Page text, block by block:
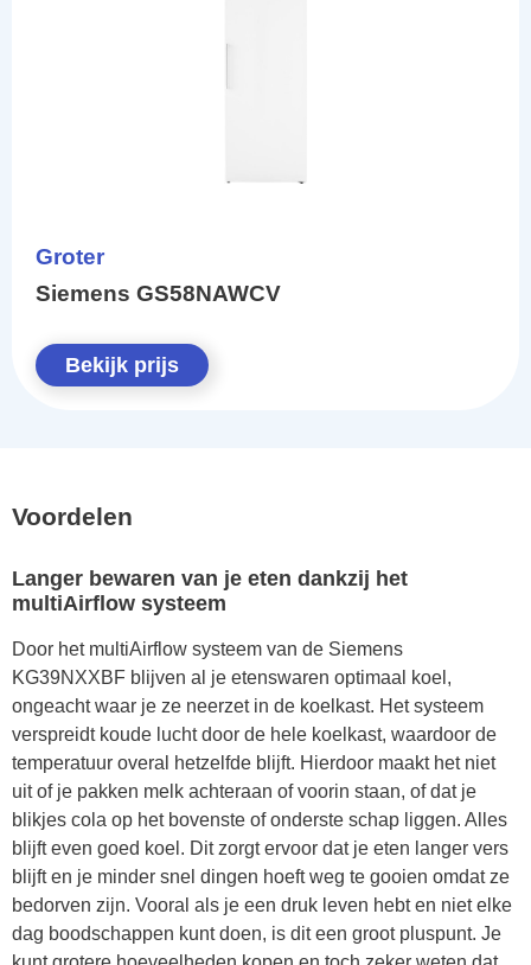
Groter
Siemens GS58NAWCV
Bekijk prijs
Voordelen
Langer bewaren van je eten dankzij het
multiAirflow systeem
Door het multiAirflow systeem van de Siemens
KG39NXXBF blijven al je etenswaren optimaal koel,
ongeacht waar je ze neerzet in de koelkast. Het systeem
verspreidt koude lucht door de hele koelkast, waardoor de
temperatuur overal hetzelfde blijft. Hierdoor maakt het niet
uit of je pakken melk achteraan of voorin staan, of dat je
blikjes cola op het bovenste of onderste schap liggen. Alles
blijft even goed koel. Dit zorgt ervoor dat je eten langer vers
blijft en je minder snel dingen hoeft weg te gooien omdat ze
bedorven zijn. Vooral als je een druk leven hebt en niet elke
dag boodschappen kunt doen, is dit een groot pluspunt. Je